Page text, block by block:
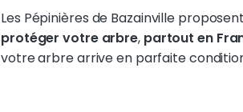
Les Pépinières de Bazainville
protéger votre arbre, partout en
votre arbre arrive en parfaite